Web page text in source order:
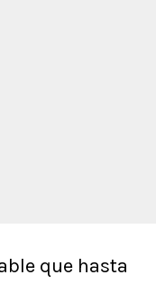
que hasta